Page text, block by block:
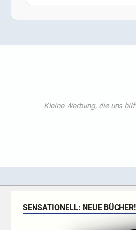
SENSATIONELL: NEUE BÜCHER!